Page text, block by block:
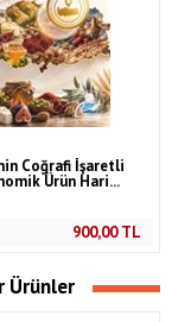
Coğrafi İşaretli
Ürün Hari...
900,00TL
Ürünler